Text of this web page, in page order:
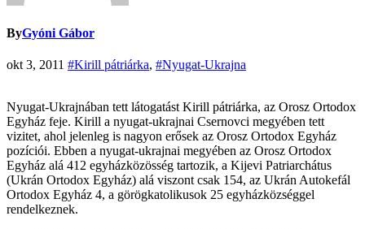
ByGyóni Gábor
okt 3, 2011 #Kirill pátriárka, #Nyugat-Ukrajna
Nyugat-Ukrajnában tett látogatást Kirill pátriárka, az Orosz Ortodox
Egyház feje. Kirill a nyugat-ukrajnai Csernovci megyében tett
vizitet, ahol jelenleg is nagyon erősek az Orosz Ortodox Egyház
pozíciói. Ebben a nyugat-ukrajnai megyében az Orosz Ortodox
Egyház alá 412 egyházközösség tartozik, a Kijevi Patriarchátus
(Ukrán Ortodox Egyház) alá viszont csak 154, az Ukrán Autokefál
Ortodox Egyház 4, a görögkatolikusok 25 egyházközséggel
rendelkeznek.